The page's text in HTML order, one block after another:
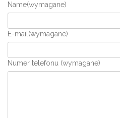
Name(wymagane)
E-mail (wymagane)
Numer telefonu (wymagane)